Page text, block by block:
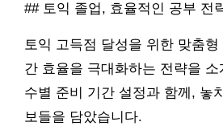
## 토익 졸업, 효율적인 공부 전
토익 고득점 달성을 위한 맞춤형
간 효율을 극대화하는 전략을
수별 준비 기간 설정과 함께, 놓
보들을 담았습니다.